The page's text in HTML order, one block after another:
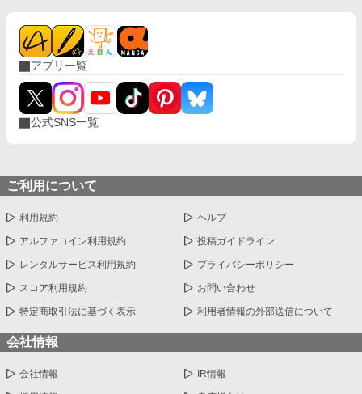
アプリ一覧
公式SNS一覧
ご利用について
利用規約 ヘルプ
アルファコイン利用規約 投稿ガイドライン
レンタルサービス利用規約 プライバシーポリシー
スコア利用規約 お問い合わせ
特定商取引法に基づく表示 利用者情報の外部送信について
会社情報
会社情報 IR情報